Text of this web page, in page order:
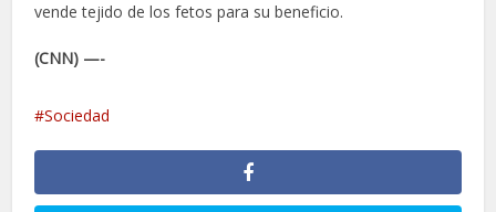
vende tejido de los fetos para su beneficio.
(CNN) —-
Sociedad